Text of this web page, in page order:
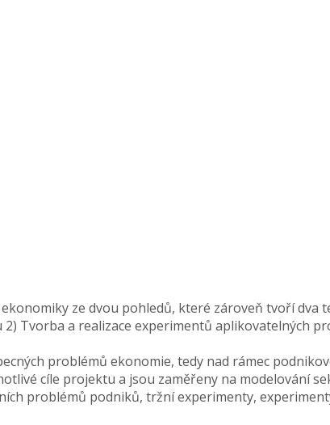
ze dvou pohledů, které zároveň tvoří dva
Tvorba a realizace experimentů aplikovatelných
problémů ekonomie, tedy nad rámec
cíle projektu a jsou zaměřeny na modelování
problémů podniků, tržní experimenty,